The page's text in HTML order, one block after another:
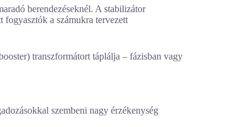
berendezéseknél. A stabilizátor
fogyasztók a számukra tervezett
transzformátort táplálja – fázisban vagy
szembeni nagy érzékenység